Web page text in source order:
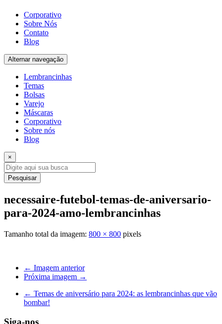
Corporativo
Sobre Nós
Contato
Blog
Alternar navegação
Lembrancinhas
Temas
Bolsas
Varejo
Máscaras
Corporativo
Sobre nós
Blog
×
Pesquisar
necessaire-futebol-temas-de-aniversario-
para-2024-amo-lembrancinhas
Tamanho total da imagem: 800 × 800 pixels
← Imagem anterior
Próxima imagem →
← Temas de aniversário para 2024: as lembrancinhas que vão
bombar!
Siga-nos